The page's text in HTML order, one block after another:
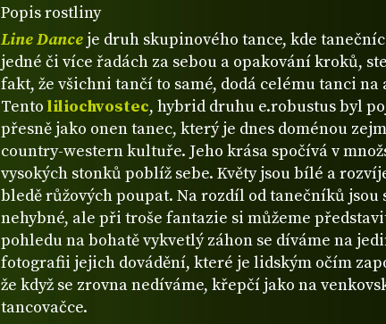
Popis rostliny
Line Dance je druh skupinového tance, kde
jedné či více řadách za sebou a opakování kroků,
fakt, že všichni tančí to samé, dodá celému tanci
Tento liliochvostec, hybrid druhu e.robustus byl
přesně jako onen tanec, který je dnes doménou
country-western kultuře. Jeho krása spočívá v
vysokých stonků poblíž sebe. Květy jsou bílé a
bledě růžových poupat. Na rozdíl od tanečníků jsou
nehybné, ale při troše fantazie si můžeme
pohledu na bohatě vykvetlý záhon se díváme na
fotografii jejich dovádění, které je lidským očím
že když se zrovna nedíváme, křepčí jako na
tancovačce.